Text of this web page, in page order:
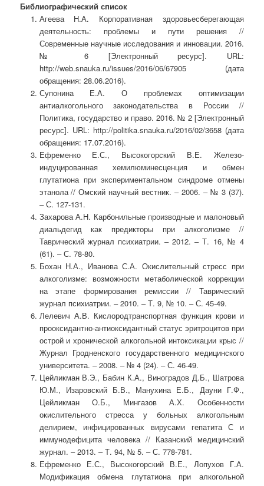
Библиографический список
Агеева Н.А. Корпоративная здоровьесберегающая
деятельность: проблемы и пути решения //
Современные научные исследования и инновации. 2016.
№ 6 [Электронный ресурс]. URL:
http://web.snauka.ru/issues/2016/06/67905 (дата
обращения: 28.06.2016).
Супонина Е.А. О проблемах оптимизации
антиалкогольного законодательства в России //
Политика, государство и право. 2016. № 2 [Электронный
ресурс]. URL: http://politika.snauka.ru/2016/02/3658 (дата
обращения: 17.07.2016).
Ефременко Е.С., Высокогорский В.Е. Железо-
индуцированная хемилюминесценция и обмен
глутатиона при экспериментальном синдроме отмены
этанола // Омский научный вестник. ‒ 2006. ‒ № 3 (37).
‒ С. 127-131.
Захарова А.Н. Карбонильные производные и малоновый
диальдегид как предикторы при алкоголизме //
Таврический журнал психиатрии. ‒ 2012. ‒ Т. 16, № 4
(61). ‒ С. 78-80.
Бохан Н.А., Иванова С.А. Окислительный стресс при
алкоголизме: возможности метаболической коррекции
на этапе формирования ремиссии // Таврический
журнал психиатрии. ‒ 2010. ‒ Т. 9, № 10. ‒ С. 45-49.
Лелевич А.В. Кислородтранспортная функция крови и
прооксидантно-антиоксидантный статус эритроцитов при
острой и хронической алкогольной интоксикации крыс //
Журнал Гродненского государственного медицинского
университета. ‒ 2008. ‒ № 4 (24). ‒ С. 46-49.
Цейликман В.Э., Бабин К.А., Виноградов Д.Б., Шатрова
Ю.М., Изаровский Б.В., Манухина Е.Б., Дауни Г.Ф.,
Цейликман О.Б., Мингазов А.Х. Особенности
окислительного стресса у больных алкогольным
делирием, инфицированных вирусами гепатита С и
иммунодефицита человека // Казанский медицинский
журнал. ‒ 2013. ‒ Т. 94, № 5. ‒ С. 778-781.
Ефременко Е.С., Высокогорский В.Е., Лопухов Г.А.
Модификация обмена глутатиона при алкогольной